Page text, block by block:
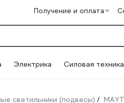
Получение и оплата
Электрика Силовая техника
светильники (подвесы) /